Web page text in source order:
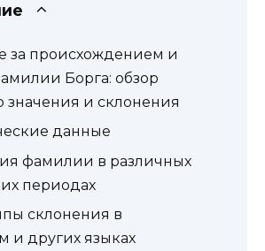
за происхождением и
Борга: обзор
значения и склонения
данные
фамилии в различных
периодах
склонения в
и других языках